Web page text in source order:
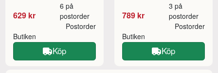
629 kr
6 på
postorder
Butiken
Postorder
Köp
789 kr
3 på
postorder
Butiken
Postorder
Köp